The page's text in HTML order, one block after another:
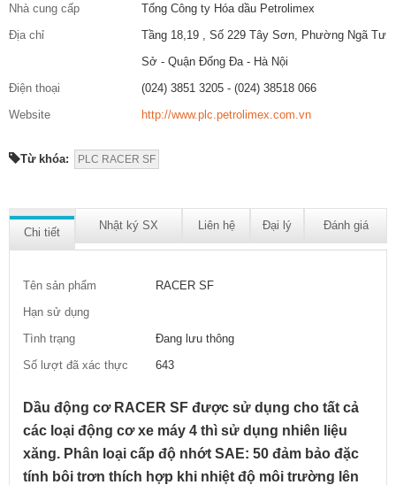
Nhà cung cấp
Tổng Công ty Hóa dầu Petrolimex
Địa chỉ
Tầng 18,19 , Số 229 Tây Sơn, Phường Ngã Tư
Sở - Quận Đống Đa - Hà Nội
Điện thoại
(024) 3851 3205 - (024) 38518 066
Website
http://www.plc.petrolimex.com.vn
Từ khóa: PLC RACER SF
Chi tiết
Nhật ký SX Liên hệ Đại lý Đánh giá
Tên sản phẩm
RACER SF
Hạn sử dụng
Tình trạng
Đang lưu thông
Số lượt đã xác thực
643
Dầu động cơ RACER SF được sử dụng cho tất cả
các loại động cơ xe máy 4 thì sử dụng nhiên liệu
xăng. Phân loại cấp độ nhớt SAE: 50 đảm bảo đặc
tính bôi trơn thích hợp khi nhiệt độ môi trường lên